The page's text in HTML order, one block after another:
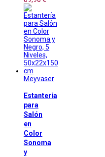
Meyvaser
Estantería
para
Salón
en
Color
Sonoma
y